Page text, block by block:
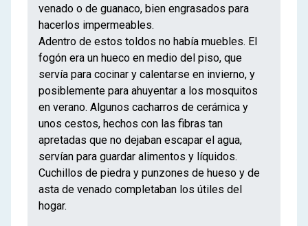
venado o de guanaco, bien engrasados para
hacerlos impermeables.
Adentro de estos toldos no había muebles. El
fogón era un hueco en medio del piso, que
servía para cocinar y calentarse en invierno, y
posiblemente para ahuyentar a los mosquitos
en verano. Algunos cacharros de cerámica y
unos cestos, hechos con las fibras tan
apretadas que no dejaban escapar el agua,
servían para guardar alimentos y líquidos.
Cuchillos de piedra y punzones de hueso y de
asta de venado completaban los útiles del
hogar.